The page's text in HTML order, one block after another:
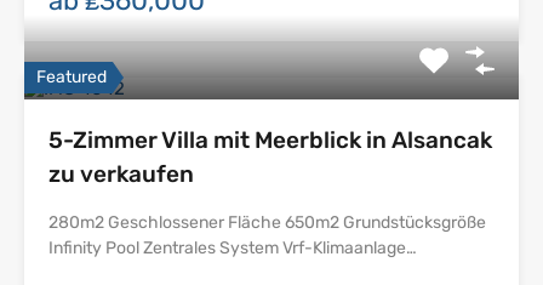
Featured
5-Zimmer Villa mit Meerblick in Alsancak
zu verkaufen
280m2 Geschlossener Fläche 650m2 Grundstücksgröße
Infinity Pool Zentrales System Vrf-Klimaanlage…